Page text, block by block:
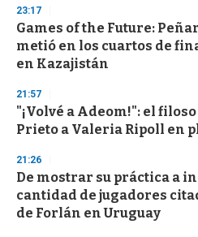
23:17
Games of the Future:
metió en los cuartos de
en Kazajistán
21:57
"¡Volvé a Adeom!": el
Prieto a Valeria Ripoll en
21:26
De mostrar su práctica a
cantidad de jugadores
de Forlán en Uruguay